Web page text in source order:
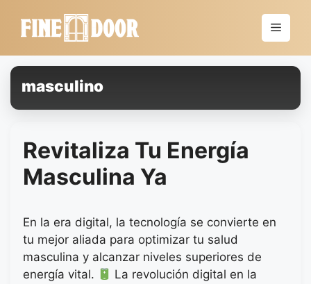
Menú
masculino
Revitaliza Tu Energía
Masculina Ya
En la era digital, la tecnología se convierte en
tu mejor aliada para optimizar tu salud
masculina y alcanzar niveles superiores de
energía vital.
La revolución digital en la